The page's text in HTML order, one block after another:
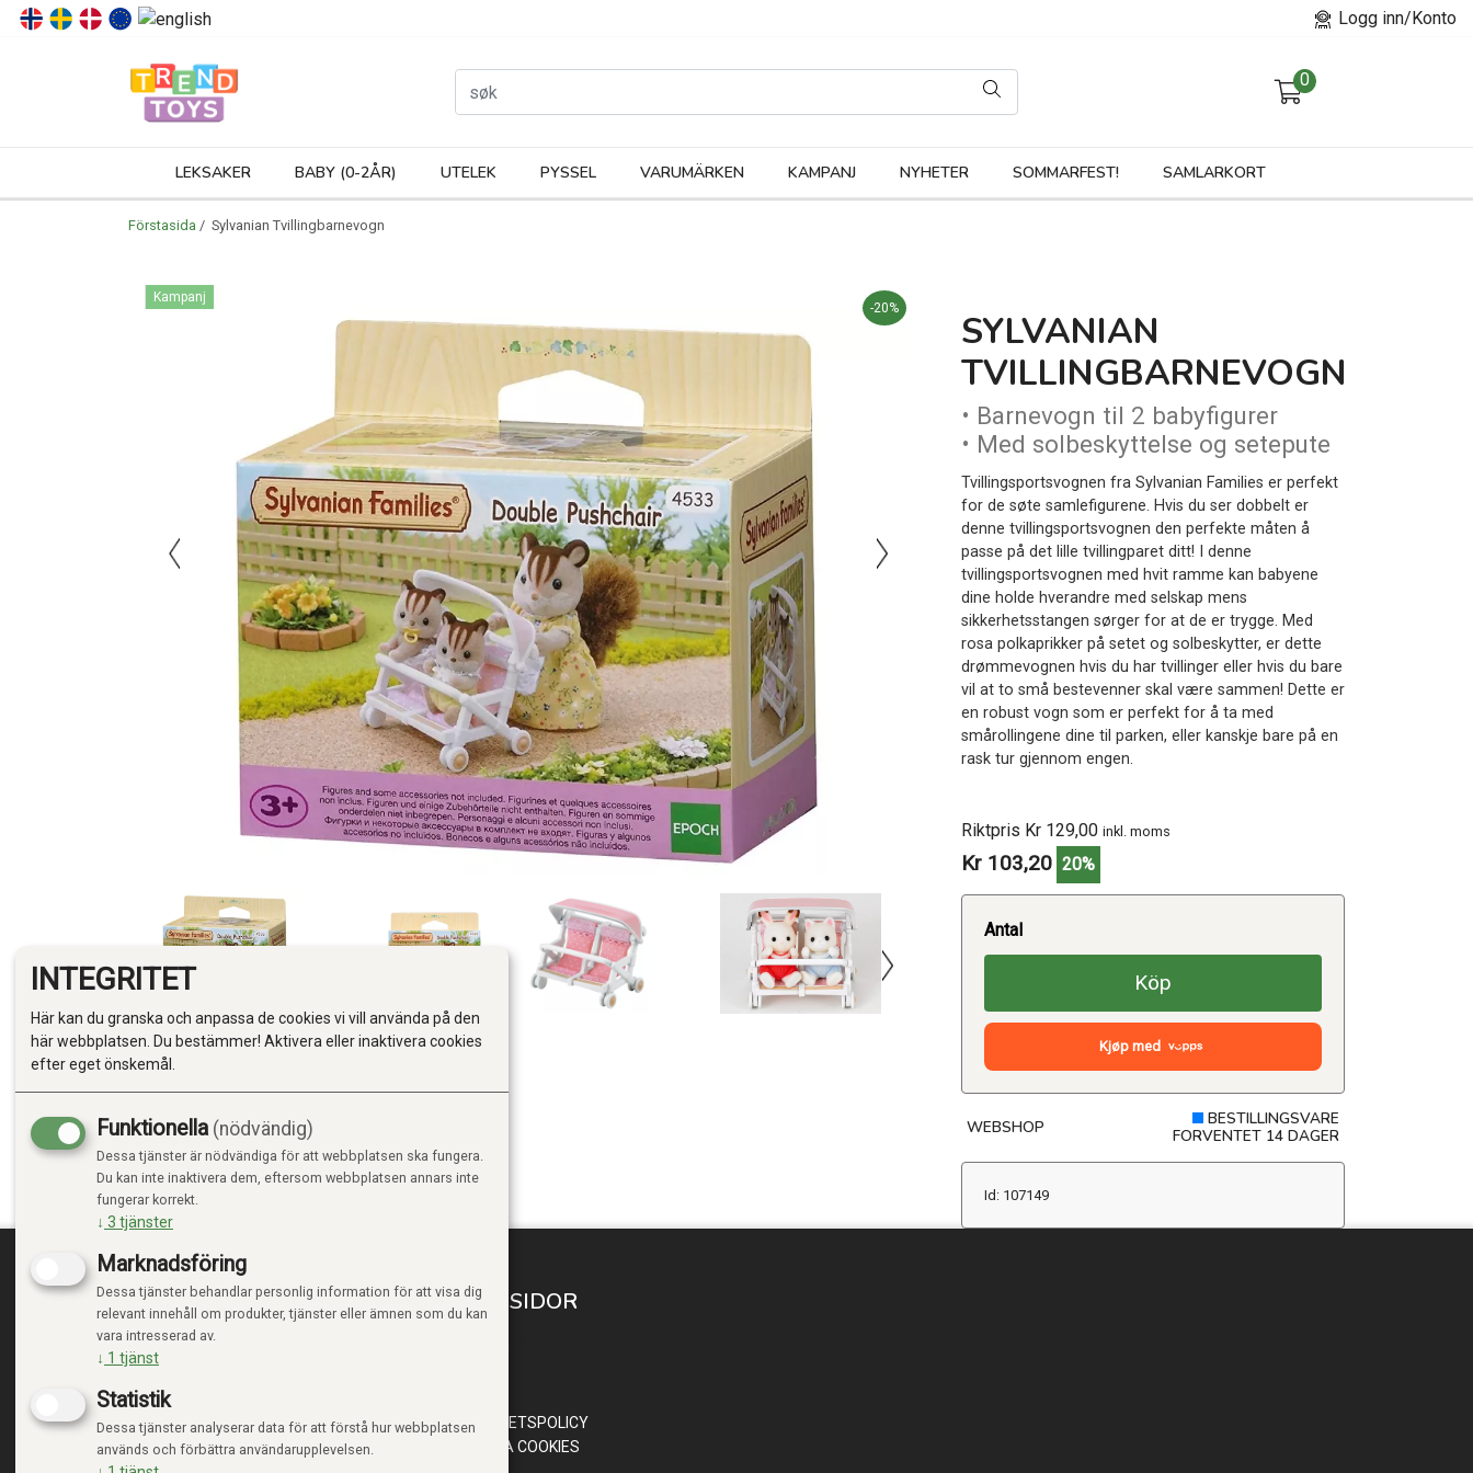
Logg inn/Konto
0
LEKSAKER BABY (0-2ÅR) UTELEK PYSSEL VARUMÄRKEN KAMPANJ NYHETER SOMMARFEST! SAMLARKORT
Förstasida / Sylvanian Tvillingbarnevogn
Kampanj
-20%
SYLVANIAN
TVILLINGBARNEVOGN
• Barnevogn til 2 babyfigurer
• Med solbeskyttelse og setepute
Tvillingsportsvognen fra Sylvanian Families er perfekt
for de søte samlefigurene. Hvis du ser dobbelt er
denne tvillingsportsvognen den perfekte måten å
passe på det lille tvillingparet ditt! I denne
tvillingsportsvognen med hvit ramme kan babyene
dine holde hverandre med selskap mens
sikkerhetsstangen sørger for at de er trygge. Med
rosa polkaprikker på setet og solbeskytter, er dette
drømmevognen hvis du har tvillinger eller hvis du bare
vil at to små bestevenner skal være sammen! Dette er
en robust vogn som er perfekt for å ta med
smårollingene dine til parken, eller kanskje bare på en
rask tur gjennom engen.
Riktpris Kr 129,00 inkl. moms
Kr 103,20 20%
Antal
Köp
Kjøp med
WEBSHOP
BESTILLINGSVARE
FORVENTET 14 DAGER
Id: 107149
TRENDTOYS.SE
OM TRENDTOYS
MINA SIDOR
INTEGRITETSPOLICY
HANTERA COOKIES
INTEGRITET
Här kan du granska och anpassa de cookies vi vill använda på den
här webbplatsen. Du bestämmer! Aktivera eller inaktivera cookies
efter eget önskemål.
Funktionella (nödvändig)
Dessa tjänster är nödvändiga för att webbplatsen ska fungera.
Du kan inte inaktivera dem, eftersom webbplatsen annars inte
fungerar korrekt.
↓ 3 tjänster
Marknadsföring
Dessa tjänster behandlar personlig information för att visa dig
relevant innehåll om produkter, tjänster eller ämnen som du kan
vara intresserad av.
↓ 1 tjänst
Statistik
Dessa tjänster analyserar data för att förstå hur webbplatsen
används och förbättra användarupplevelsen.